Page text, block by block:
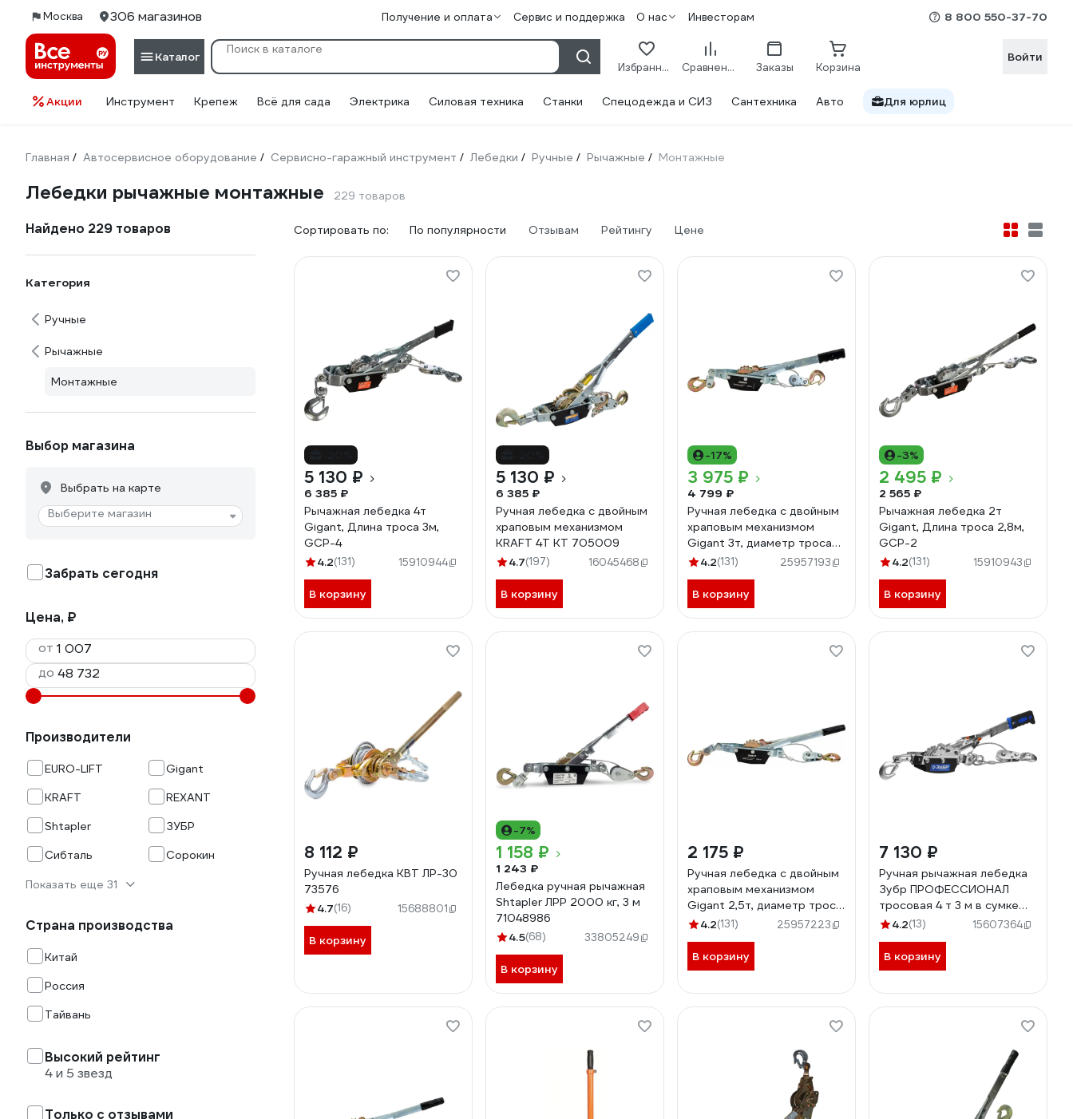
Москва 306 магазинов Получение и оплата Сервис и поддержка О нас Инвесторам 8 800 550-37-70
Каталог
Избранное Сравнение Заказы Корзина
Войти
Акции Инструмент Крепеж Всё для сада Электрика Силовая техника Станки Спецодежда и СИЗ Сантехника Авто Для юрлиц
Главная / Автосервисное оборудование / Сервисно-гаражный инструмент / Лебедки / Ручные / Рычажные / Монтажные
Лебедки рычажные монтажные 229 товаров
Найдено 229 товаров
Категория
Ручные
Рычажные
Монтажные
Выбор магазина
Выбрать на карте
Выберите магазин
Забрать сегодня
Цена, ₽
от
до
Производители
EURO-LIFT
Gigant
KRAFT
REXANT
Shtapler
ЗУБР
Сибталь
Сорокин
Показать еще 31
Страна производства
Китай
Россия
Тайвань
Высокий рейтинг
4 и 5 звезд
Только с отзывами
Сортировать по: По популярности Отзывам Рейтингу Цене
5 130 ₽
6 385 ₽
Рычажная лебедка 4т
Gigant, Длина троса 3м,
GCP-4
4.2(131) 15910944
В корзину
5 130 ₽
6 385 ₽
Ручная лебедка с двойным
храповым механизмом
KRAFT 4Т KT 705009
4.7(197) 16045468
В корзину
-17%
3 975 ₽
4 799 ₽
Ручная лебедка с двойным
храповым механизмом
Gigant 3т, диаметр троса
4,8мм, длина троса 3,6м
4.2(131) 25957193
В корзину
-3%
2 495 ₽
2 565 ₽
Рычажная лебедка 2т
Gigant, Длина троса 2,8м,
GCP-2
4.2(131) 15910943
В корзину
8 112 ₽
Ручная лебедка КВТ ЛР-30
73576
4.7(16) 15688801
В корзину
-7%
1 158 ₽
1 243 ₽
Лебедка ручная рычажная
Shtapler ЛРР 2000 кг, 3 м
71048986
4.5(68) 33805249
В корзину
2 175 ₽
Ручная лебедка с двойным
храповым механизмом
Gigant 2,5т, диаметр троса
4.8мм, длина троса 3,3м,
4.2(131) 25957223
В корзину
7 130 ₽
Ручная рычажная лебедка
Зубр ПРОФЕССИОНАЛ
тросовая 4 т 3 м в сумке
43105-4-K
4.2(13) 15607364
В корзину